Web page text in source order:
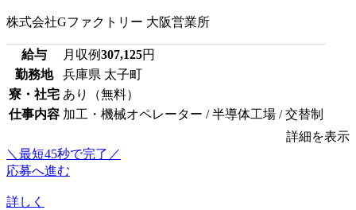
株式会社Gファクトリー 大阪営業所
給与 月収例307,125円
勤務地
兵庫県 太子町
寮・社宅 あり（無料）
仕事内容 加工・機械オペレーター / 半導体工場 / 交替制
詳細を表示
＼最短45秒で完了／
応募へ進む
詳しく